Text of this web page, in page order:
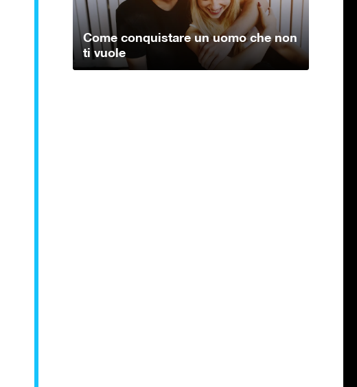
Come conquistare un uomo che non
ti vuole